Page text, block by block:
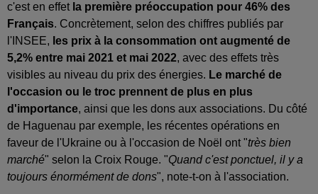
c'est en effet la première préoccupation pour 46% des
Français. Concrètement, selon des chiffres publiés par
l'INSEE, les prix à la consommation ont augmenté de
5,2% entre mai 2021 et mai 2022, avec des effets très
visibles au niveau du prix des énergies. Le marché de
l'occasion ou le troc prennent de plus en plus
d'importance, ainsi que les dons aux associations. Du côté
de Haguenau par exemple, les récentes opérations en
faveur de l'Ukraine ou à l'occasion de Noël ont "très bien
marché" selon la Croix Rouge. "Quand c'est ponctuel, il y a
toujours énormément de dons", note-t-on à l'association.